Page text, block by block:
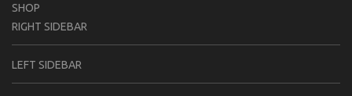
SHOP
RIGHT SIDEBAR
LEFT SIDEBAR